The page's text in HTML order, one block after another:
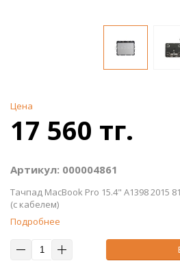
Цена
17 560 тг.
Артикул: 000004861
Тачпад MacBook Pro 15.4" A1398 2015
(с кабелем)
Подробнее